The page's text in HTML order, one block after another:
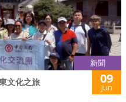
新聞
文化之旅 09
Jun